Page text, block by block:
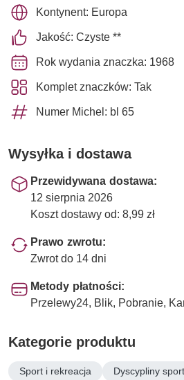
Kontynent: Europa
Jakość: Czyste **
Rok wydania znaczka: 1968
Komplet znaczków: Tak
Numer Michel: bl 65
Wysyłka i dostawa
Przewidywana dostawa:
12 sierpnia 2026
Koszt dostawy od: 8,99 zł
Prawo zwrotu:
Zwrot do 14 dni
Metody płatności:
Przelewy24, Blik, Pobranie,
Kategorie produktu
Sport i rekreacja
Dyscypliny